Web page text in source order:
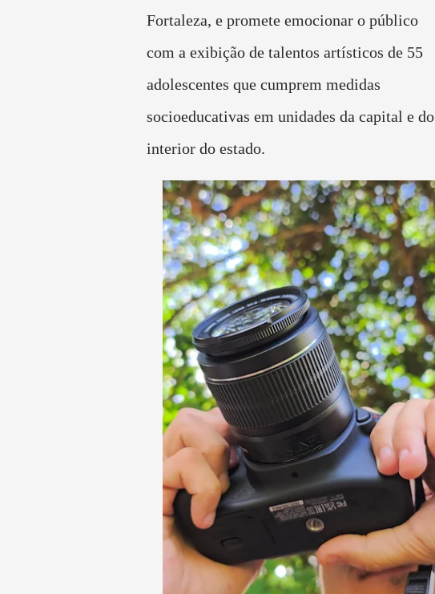
Fortaleza, e promete emocionar o público
com a exibição de talentos artísticos de 55
adolescentes que cumprem medidas
socioeducativas em unidades da capital e do
interior do estado.